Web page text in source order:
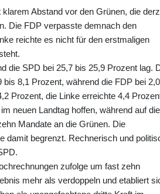
Abstand vor den Grünen, die
Die FDP verpasste demnach den
reichte es nicht für den erstmaligen
die SPD bei 25,7 bis 25,9 Prozent lag.
8,1 Prozent, während die FDP bei 2,0
Prozent, die Linke erreichte 4,4
neuen Landtag hoffen, während auf die
Mandate an die Grünen. Die
damit begrenzt. Rechnerisch und
zufolge um fast zehn
mehr als verdoppeln und etabliert